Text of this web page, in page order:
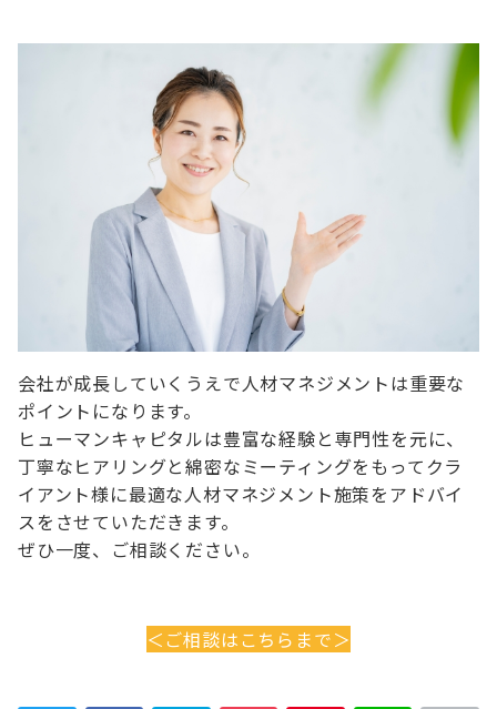
会社が成長していくうえで人材マネジメントは重要な
ポイントになります。
ヒューマンキャピタルは豊富な経験と専門性を元に、
丁寧なヒアリングと綿密なミーティングをもってクラ
イアント様に最適な人材マネジメント施策をアドバイ
スをさせていただきます。
ぜひ一度、ご相談ください。
＜ご相談はこちらまで＞